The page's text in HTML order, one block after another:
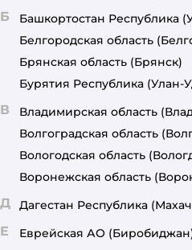
Б Башкортостан Республика
Белгородская область
Брянская область (Брянск)
Бурятия Республика (Улан-
В Владимирская область
Волгоградская область
Вологодская область
Воронежская область
Д Дагестан Республика
Е Еврейская АО